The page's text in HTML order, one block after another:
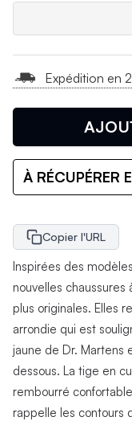
Expédition en
À RÉCUPÉRER
Copier l'URL
Inspirées des
nouvelles
plus originales. Elles
arrondie qui est
jaune de Dr. Martens
dessous. La tige en
rembourré
rappelle les contours